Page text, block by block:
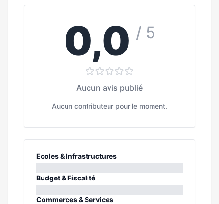
0,0 / 5
Aucun avis publié
Aucun contributeur pour le moment.
Ecoles & Infrastructures
0%
Budget & Fiscalité
0%
Commerces & Services